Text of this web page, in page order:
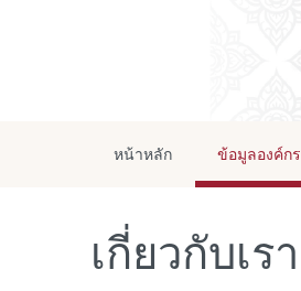
หน้าหลัก ข้อมูลองค์กร
เกี่ยวกับเรา